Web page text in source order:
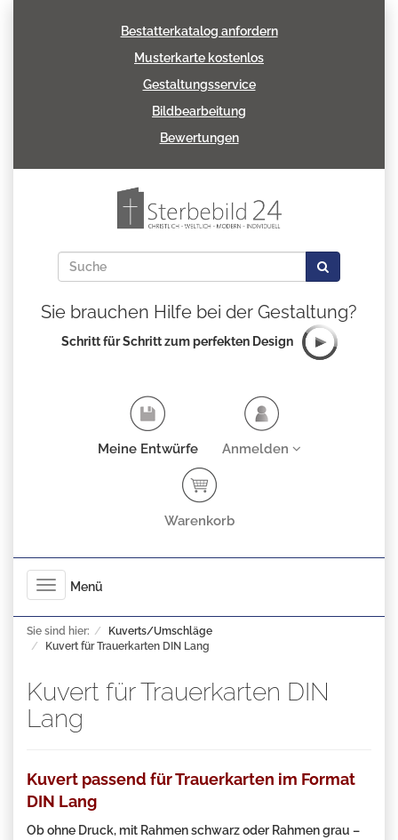
Bestatterkatalog anfordern
Musterkarte kostenlos
Gestaltungsservice
Bildbearbeitung
Bewertungen
Sie brauchen Hilfe bei der Gestaltung?
Schritt für Schritt zum perfekten Design
Meine Entwürfe Anmelden
Warenkorb
Toggle
navigation
Menü
Sie sind hier:
Kuverts/Umschläge
Kuvert für Trauerkarten DIN Lang
Kuvert für Trauerkarten DIN
Lang
Kuvert passend für Trauerkarten im Format
DIN Lang
Ob ohne Druck, mit Rahmen schwarz oder Rahmen grau –